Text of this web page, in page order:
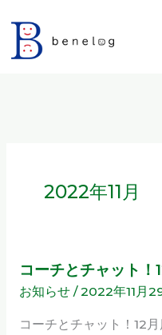
を
2022年11月
コーチとチャット！
お知らせ/2022年11月
コーチとチャット！12
コ
ー